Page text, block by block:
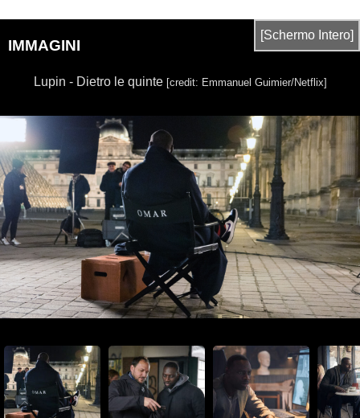
IMMAGINI
[Schermo Intero]
Lupin - Dietro le quinte [credit: Emmanuel Guimier/Netflix]